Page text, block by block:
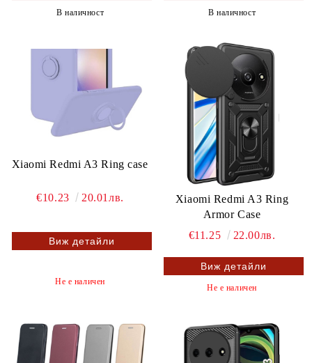
В наличност В наличност
Xiaomi Redmi A3 Ring case
€10.23 20.01лв.
Виж детайли
Не е наличен
Xiaomi Redmi A3 Ring
Armor Case
€11.25
22.00лв.
Виж детайли
Не е наличен